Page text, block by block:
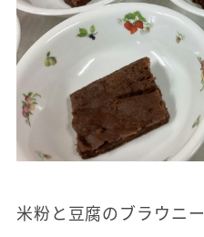
米粉と豆腐のブラウニー